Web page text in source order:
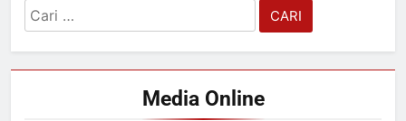
Cari
untuk:
Media Online